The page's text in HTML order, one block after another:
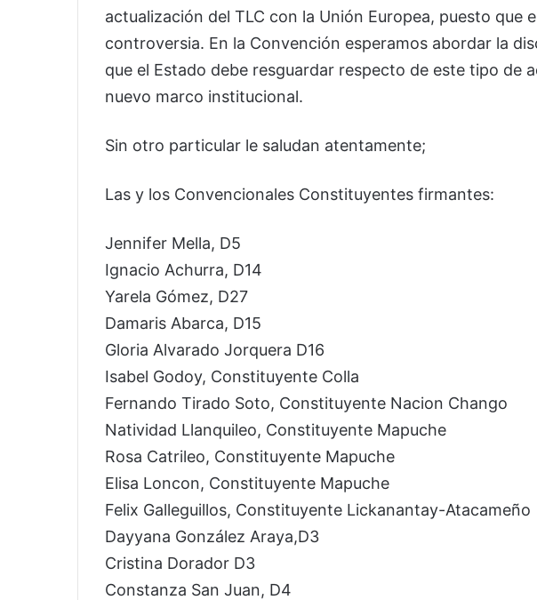
actualización del TLC con la Unión Europea, puesto que
controversia. En la Convención esperamos abordar la
que el Estado debe resguardar respecto de este tipo de
nuevo marco institucional.
Sin otro particular le saludan atentamente;
Las y los Convencionales Constituyentes firmantes:
Jennifer Mella, D5
Ignacio Achurra, D14
Yarela Gómez, D27
Damaris Abarca, D15
Gloria Alvarado Jorquera D16
Isabel Godoy, Constituyente Colla
Fernando Tirado Soto, Constituyente Nacion Chango
Natividad Llanquileo, Constituyente Mapuche
Rosa Catrileo, Constituyente Mapuche
Elisa Loncon, Constituyente Mapuche
Felix Galleguillos, Constituyente Lickanantay-Atacameño
Dayyana González Araya,D3
Cristina Dorador D3
Constanza San Juan, D4